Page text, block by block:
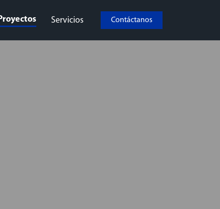
Servicios Contáctanos